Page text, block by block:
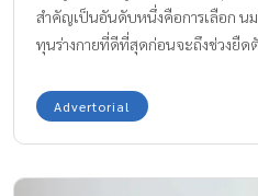
สำคัญเป็นอันดับหนึ่งคือการเลือก น
ทุนร่างกายที่ดีที่สุดก่อนจะถึงช่วงยืด
กระดูก” ให้หนาแน่นตั้งแต่วันนี้ เพื่อ
และมีความมั่นใจในทุกกิจกรรม ซึ่ง
ดี? วันนี้ Amarin Baby & Kids จึงข
Advertorial